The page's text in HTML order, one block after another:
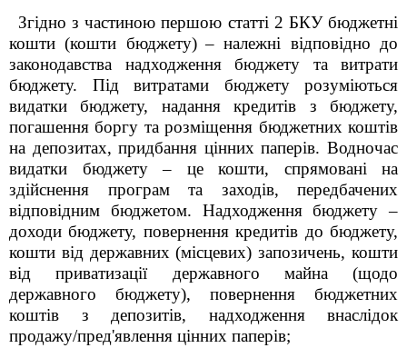
Згідно з частиною першою статті 2 БКУ бюджетні
кошти (кошти бюджету) – належні відповідно до
законодавства надходження бюджету та витрати
бюджету. Під витратами бюджету розуміються
видатки бюджету, надання кредитів з бюджету,
погашення боргу та розміщення бюджетних коштів
на депозитах, придбання цінних паперів. Водночас
видатки бюджету – це кошти, спрямовані на
здійснення програм та заходів, передбачених
відповідним бюджетом. Надходження бюджету –
доходи бюджету, повернення кредитів до бюджету,
кошти від державних (місцевих) запозичень, кошти
від приватизації державного майна (щодо
державного бюджету), повернення бюджетних
коштів з депозитів, надходження внаслідок
продажу/пред'явлення цінних паперів;